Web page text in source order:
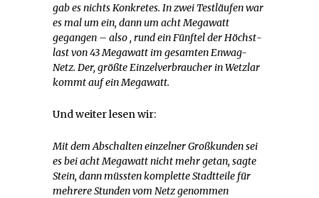
gab es nichts Konkretes. In zwei Testläufen war
es mal um ein, dann um acht Megawatt
gegangen – also , rund ein Fünftel der Höchst­
last von 43 Megawatt im ge­samten Enwag-
Netz. Der, größte Einzelverbraucher in Wetzlar
kommt auf ein Megawatt.
Und weiter lesen wir:
Mit dem Abschalten ein­zelner Großkunden sei
es bei acht Megawatt nicht mehr getan, sagte
Stein, dann müssten komplette Stadttei­le für
mehrere Stunden vom Netz genommen